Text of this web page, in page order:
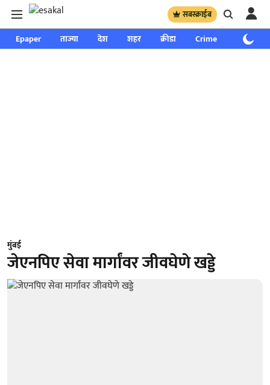
सबस्क्राईब
Epaper ताज्या देश शहर क्रीडा Crime साप्ताहिक
मुंबई
जेएनपिए सेवा मार्गांवर जीवघेणे खड्डे